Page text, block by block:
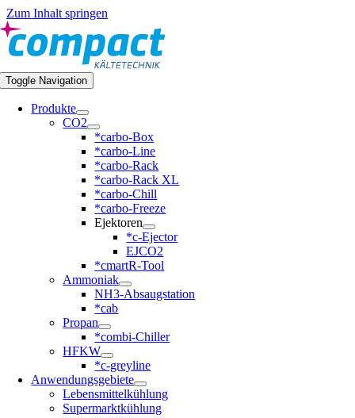
Zum Inhalt springen
Toggle Navigation
Produkte
CO2
*carbo-Box
*carbo-Line
*carbo-Rack
*carbo-Rack XL
*carbo-Chill
*carbo-Freeze
Ejektoren
*c-Ejector
EJCO2
*cmartR-Tool
Ammoniak
NH3-Absaugstation
*cab
Propan
*combi-Chiller
HFKW
*c-greyline
Anwendungsgebiete
Lebensmittelkühlung
Supermarktkühlung